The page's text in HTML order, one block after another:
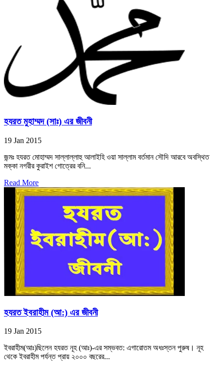
হযরত মুহাম্মদ (সাঃ) এর জীবনী
19 Jan 2015
জন্মঃ হযরত মোহাম্মদ সাল্লাল্লাহু আলাইহি ওয়া সাল্লাম বর্তমান সৌদি আরবে অবস্থিত
মক্কা নগরীর কুরাইশ গোত্রের বনি...
Read More
হযরত ইবরাহীম (আ:) এর জীবনী
19 Jan 2015
ইবরাহীম(আঃ)ছিলেন হযরত নূহ (আঃ)-এর সম্ভবত: এগারোতম অধঃস্তন পুরুষ। নূহ
থেকে ইবরাহীম পর্যন্ত প্রায় ২০০০ বছরের...